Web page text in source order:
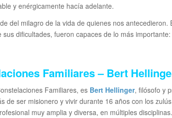
y enérgicamente hacía adelante.
del milagro de la vida de quienes nos antecedieron.
sus dificultades, fueron capaces de lo más
Familiares – Bert
Familiares, es Bert Hellinger, filósofo y
de ser misionero y vivir durante 16 años con los
muy amplia y diversa, en múltiples disciplinas.